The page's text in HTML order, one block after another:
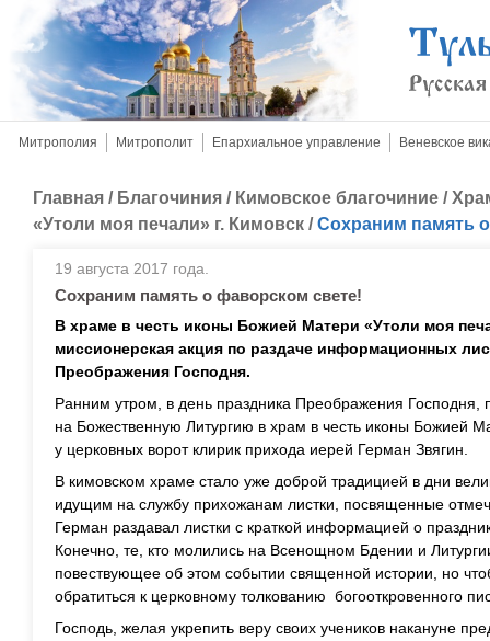
Митрополия Митрополит Епархиальное управление Веневское
Главная / Благочиния / Кимовское благочиние /
«Утоли моя печали» г. Кимовск /Сохраним память
19 августа 2017 года.
Сохраним память о фаворском свете!
В храме в честь иконы Божией Матери «Утоли моя
миссионерская акция по раздаче информационных
Преображения Господня.
Ранним утром, в день праздника Преображения
на Божественную Литургию в храм в честь иконы Божией
у церковных ворот клирик прихода иерей Герман Звягин.
В кимовском храме стало уже доброй традицией в дни
идущим на службу прихожанам листки, посвященные
Герман раздавал листки с краткой информацией о
Конечно, те, кто молились на Всенощном Бдении и
повествующее об этом событии священной истории, но
обратиться к церковному толкованию богооткровенного
Господь, желая укрепить веру своих учеников накануне